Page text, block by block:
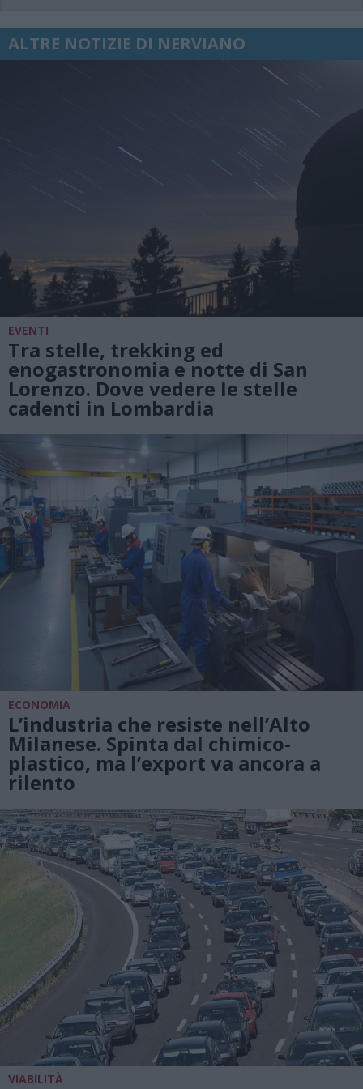
ALTRE NOTIZIE DI NERVIANO
EVENTI
Tra stelle, trekking ed
enogastronomia e notte di San
Lorenzo. Dove vedere le stelle
cadenti in Lombardia
ECONOMIA
L’industria che resiste nell’Alto
Milanese. Spinta dal chimico-
plastico, ma l’export va ancora a
rilento
VIABILITÀ